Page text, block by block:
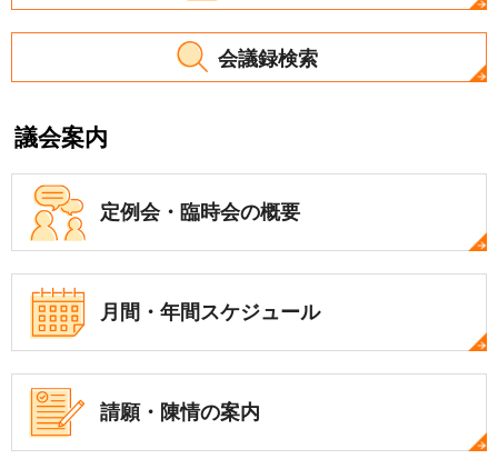
会議録検索
議会案内
定例会・ 臨時会の概要
月間・年間スケジュール
請願・陳情の案内